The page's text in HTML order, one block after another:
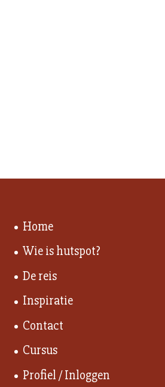
Home
Wie is hutspot?
De reis
Inspiratie
Contact
Cursus
Profiel / Inloggen